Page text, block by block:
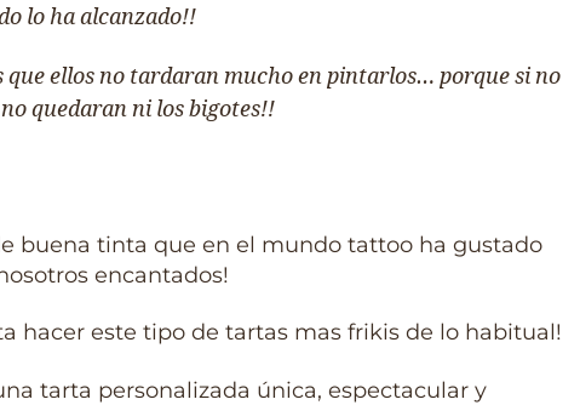
lo ha alcanzado!!
que ellos no tardaran mucho en pintarlos… porque si no
quedaran ni los bigotes!!
buena tinta que en el mundo tattoo ha gustado
encantados!
hacer este tipo de tartas mas frikis de lo habitual!
tarta personalizada única, espectacular y